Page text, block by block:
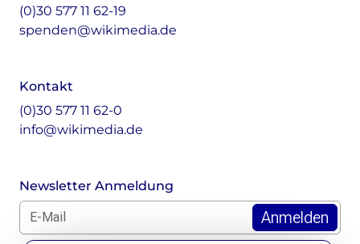
(0)30 577 11 62-19
spenden@wikimedia.de
Kontakt
(0)30 577 11 62-0
info@wikimedia.de
Newsletter Anmeldung
E-Mail für Newsletter *